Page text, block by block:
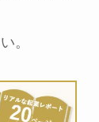
。